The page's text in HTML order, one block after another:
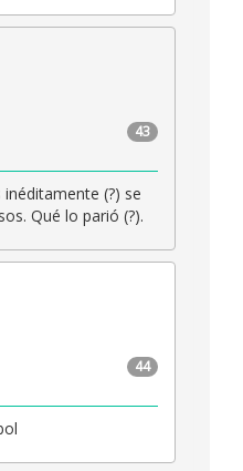
43
(?) se
Qué lo parió (?).
44